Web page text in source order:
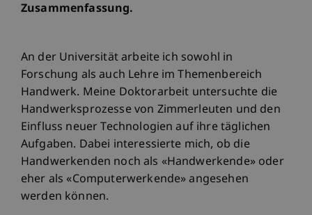
Zusammenfassung.
An der Universität arbeite ich sowohl in
Forschung als auch Lehre im Themenbereich
Handwerk. Meine Doktorarbeit untersuchte die
Handwerksprozesse von Zimmerleuten und den
Einfluss neuer Technologien auf ihre täglichen
Aufgaben. Dabei interessierte mich, ob die
Handwerkenden noch als «Handwerkende» oder
eher als «Computerwerkende» angesehen
werden können.